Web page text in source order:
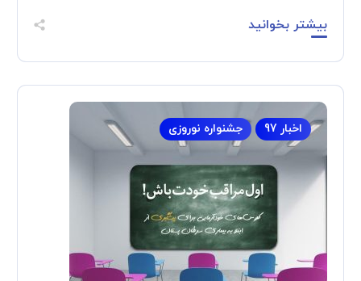
بیشتر بخوانید
اخبار 97 جشنواره نوروزی